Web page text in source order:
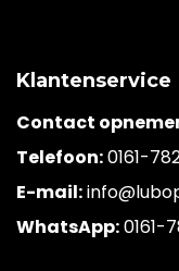
Klantenservice
Contact
Telefoon:0161-
E-mail:
WhatsApp:0161-